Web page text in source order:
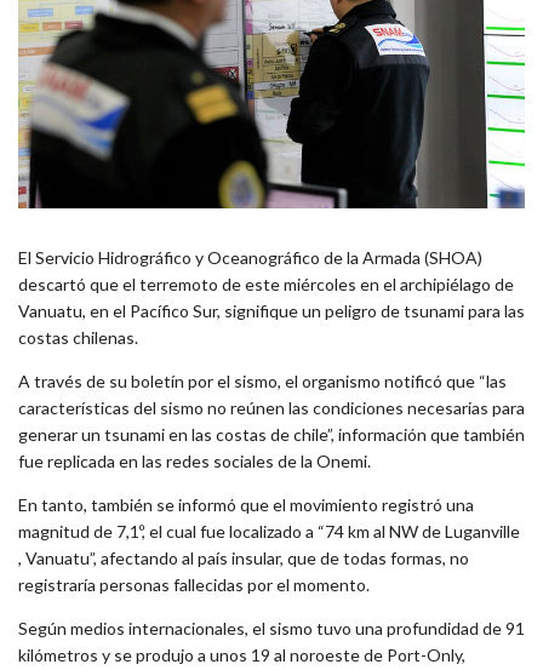
El Servicio Hidrográfico y Oceanográfico de la Armada (SHOA)
descartó que el terremoto de este miércoles en el archipiélago de
Vanuatu, en el Pacífico Sur, signifique un peligro de tsunami para las
costas chilenas.
A través de su boletín por el sismo, el organismo notificó que “las
características del sismo no reúnen las condiciones necesarias para
generar un tsunami en las costas de chile”, información que también
fue replicada en las redes sociales de la Onemi.
En tanto, también se informó que el movimiento registró una
magnitud de 7,1º, el cual fue localizado a “74 km al NW de Luganville
, Vanuatu”, afectando al país insular, que de todas formas, no
registraría personas fallecidas por el momento.
Según medios internacionales, el sismo tuvo una profundidad de 91
kilómetros y se produjo a unos 19 al noroeste de Port-Only,